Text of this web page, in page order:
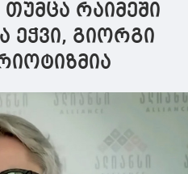
რაიმეში
ეჭვი, გიორგი